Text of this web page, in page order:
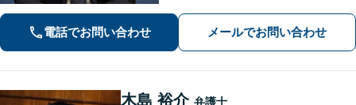
を心がけています。ぜひご相談くださ
い。【休日・夜間面談可】【WEB面談
可】
電話でお問い合わせ メールでお問い合わせ
木島 裕介 弁護士